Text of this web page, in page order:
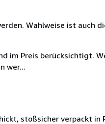
Wahlweise ist auch
im Preis berücksichtigt.
wer...
stoßsicher verpackt in